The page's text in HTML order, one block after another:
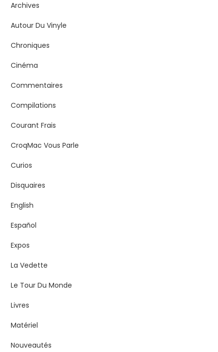
Archives
Autour Du Vinyle
Chroniques
Cinéma
Commentaires
Compilations
Courant Frais
CroqMac Vous Parle
Curios
Disquaires
English
Español
Expos
La Vedette
Le Tour Du Monde
Livres
Matériel
Nouveautés